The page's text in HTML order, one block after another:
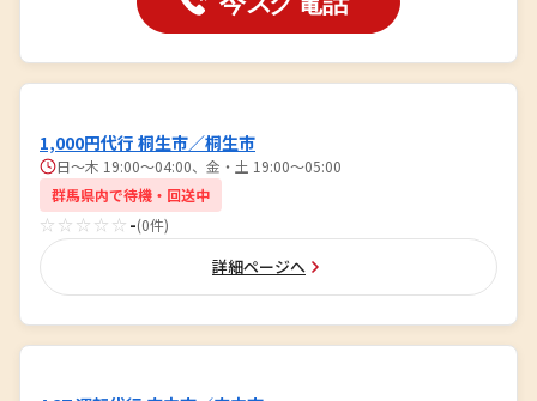
1,000円代行 桐生市／桐生市
日～木 19:00～04:00、金・土 19:00～05:00
群馬県内で待機・回送中
☆☆☆☆☆ -(0件)
詳細ページへ